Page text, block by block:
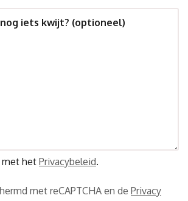
iets kwijt? (optioneel)
met het Privacybeleid.
met reCAPTCHA en de Privacy